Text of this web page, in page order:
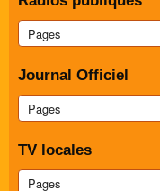
Journal Officiel
TV locales